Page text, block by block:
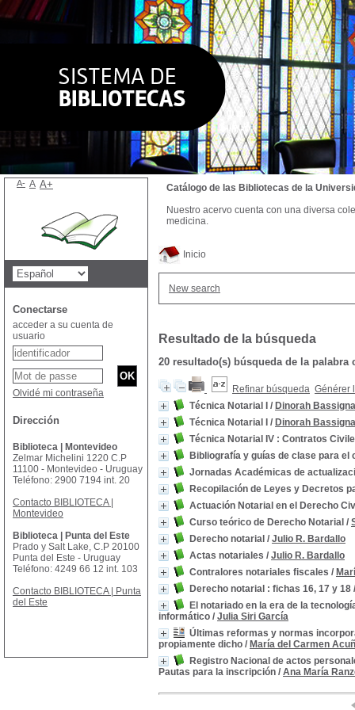
Inicio
New search
Resultado de la búsqueda
20 resultado(s) búsqueda de la palabra
Refinar búsqueda Générer
Técnica Notarial I
/ Dinorah
Técnica Notarial I
/ Dinorah
Técnica Notarial IV : Contratos
Bibliografía y guías de clase para el
Jornadas Académicas de
Recopilación de Leyes y Decretos
Actuación Notarial en el Derecho
Curso teórico de Derecho Notarial /
Derecho notarial / Julio R. Bardallo
Actas notariales / Julio R. Bardallo
Contralores notariales fiscales /
Derecho notarial : fichas 16, 17 y 18
El notariado en la era de la
informático / Julia Siri García
Últimas reformas y normas
propiamente dicho / María del Carmen
Registro Nacional de actos
Pautas para la inscripción / Ana María
Catálogo de las Bibliotecas de la
Nuestro acervo cuenta con una diversa
medicina.
A- A A+
Conectarse
acceder a su cuenta de
usuario
Olvidé mi contraseña
Dirección
Biblioteca | Montevideo
Zelmar Michelini 1220 C.P
11100 - Montevideo - Uruguay
Teléfono: 2900 7194 int. 20
Contacto BIBLIOTECA |
Montevideo
Biblioteca | Punta del Este
Prado y Salt Lake, C.P 20100
Punta del Este - Uruguay
Teléfono: 4249 66 12 int. 103
Contacto BIBLIOTECA | Punta
del Este